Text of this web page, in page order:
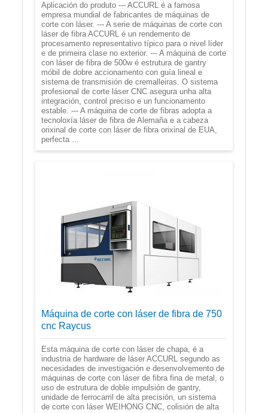
Aplicación do produto --- ACCURL é a famosa
empresa mundial de fabricantes de máquinas de
corte con láser. --- A serie de máquinas de corte con
láser de fibra ACCURL é un rendemento de
procesamento representativo típico para o nivel líder
e de primeira clase no exterior. --- A máquina de corte
con láser de fibra de 500w é estrutura de gantry
móbil de dobre accionamento con guía lineal e
sistema de transmisión de cremalleiras. O sistema
profesional de corte láser CNC asegura unha alta
integración, control preciso e un funcionamento
estable. --- A máquina de corte de fibras adopta a
tecnoloxía láser de fibra de Alemaña e a cabeza
orixinal de corte con láser de fibra orixinal de EUA,
perfecta ...
Máquina de corte con láser de fibra de 750
cnc Raycus
Esta máquina de corte con láser de chapa, é a
industria de hardware de láser ACCURL segundo as
necesidades de investigación e desenvolvemento de
máquinas de corte con láser de fibra fina de metal, o
uso de estrutura de doble impulsión de gantry,
unidade de ferrocarril de alta precisión, un sistema
de corte con láser WEIHONG CNC, colisión de alta